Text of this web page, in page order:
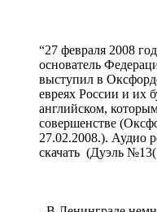
“27 февраля 2008
основатель
выступил в
евреях России и их
английском,
совершенстве
27.02.2008.). Аудио
скачать (Дуэль